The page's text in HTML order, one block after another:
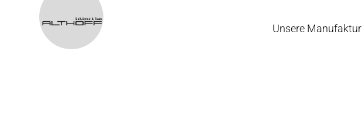
Unsere Manufaktur